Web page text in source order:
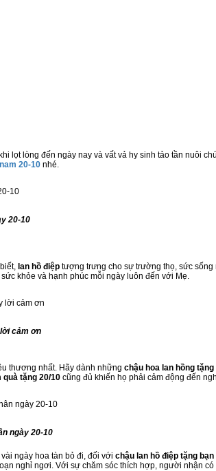
lọt lòng đến ngày nay và vất vả hy sinh tảo tần nuôi
20-10 nhé.
20-10
lan hồ điệp tượng trưng cho sự trường thọ, sức
khỏe và hạnh phúc mỗi ngày luôn đến với Mẹ.
cảm ơn
thương nhất. Hãy dành những chậu hoa lan hồng tặng
quà tặng 20/10 cũng đủ khiến họ phải cảm động đến
ngày 20-10
ngày hoa tàn bỏ đi, đối với chậu lan hồ điệp tặng bạn
nghỉ ngơi. Với sự chăm sóc thích hợp, người nhận